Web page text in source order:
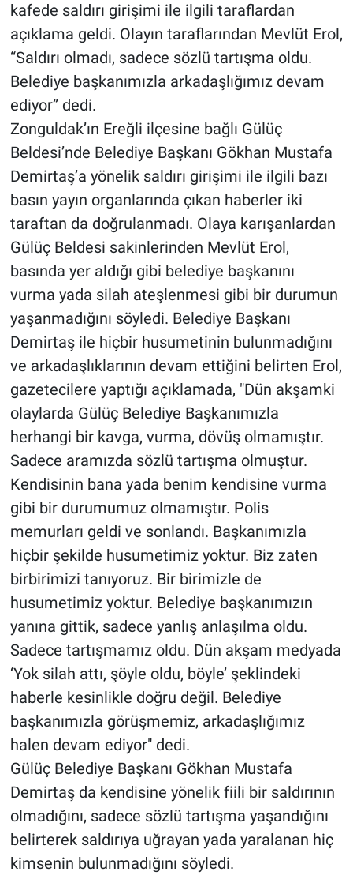
kafede saldırı girişimi ile ilgili taraflardan
açıklama geldi. Olayın taraflarından Mevlüt Erol,
“Saldırı olmadı, sadece sözlü tartışma oldu.
Belediye başkanımızla arkadaşlığımız devam
ediyor” dedi.
Zonguldak’ın Ereğli ilçesine bağlı Gülüç
Beldesi’nde Belediye Başkanı Gökhan Mustafa
Demirtaş’a yönelik saldırı girişimi ile ilgili bazı
basın yayın organlarında çıkan haberler iki
taraftan da doğrulanmadı. Olaya karışanlardan
Gülüç Beldesi sakinlerinden Mevlüt Erol,
basında yer aldığı gibi belediye başkanını
vurma yada silah ateşlenmesi gibi bir durumun
yaşanmadığını söyledi. Belediye Başkanı
Demirtaş ile hiçbir husumetinin bulunmadığını
ve arkadaşlıklarının devam ettiğini belirten Erol,
gazetecilere yaptığı açıklamada, "Dün akşamki
olaylarda Gülüç Belediye Başkanımızla
herhangi bir kavga, vurma, dövüş olmamıştır.
Sadece aramızda sözlü tartışma olmuştur.
Kendisinin bana yada benim kendisine vurma
gibi bir durumumuz olmamıştır. Polis
memurları geldi ve sonlandı. Başkanımızla
hiçbir şekilde husumetimiz yoktur. Biz zaten
birbirimizi tanıyoruz. Bir birimizle de
husumetimiz yoktur. Belediye başkanımızın
yanına gittik, sadece yanlış anlaşılma oldu.
Sadece tartışmamız oldu. Dün akşam medyada
‘Yok silah attı, şöyle oldu, böyle’ şeklindeki
haberle kesinlikle doğru değil. Belediye
başkanımızla görüşmemiz, arkadaşlığımız
halen devam ediyor" dedi.
Gülüç Belediye Başkanı Gökhan Mustafa
Demirtaş da kendisine yönelik fiili bir saldırının
olmadığını, sadece sözlü tartışma yaşandığını
belirterek saldırıya uğrayan yada yaralanan hiç
kimsenin bulunmadığını söyledi.